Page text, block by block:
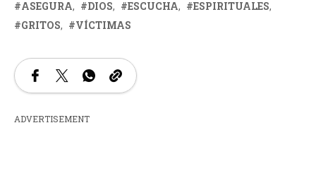
ASEGURA DIOS ESCUCHA
ESPIRITUALES
GRITOS
VÍCTIMAS
ADVERTISEMENT